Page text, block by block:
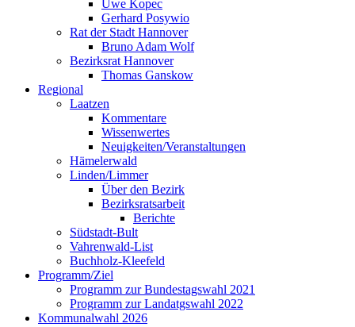
Uwe Kopec
Gerhard Posywio
Rat der Stadt Hannover
Bruno Adam Wolf
Bezirksrat Hannover
Thomas Ganskow
Regional
Laatzen
Kommentare
Wissenwertes
Neuigkeiten/Veranstaltungen
Hämelerwald
Linden/Limmer
Über den Bezirk
Bezirksratsarbeit
Berichte
Südstadt-Bult
Vahrenwald-List
Buchholz-Kleefeld
Programm/Ziel
Programm zur Bundestagswahl 2021
Programm zur Landatgswahl 2022
Kommunalwahl 2026